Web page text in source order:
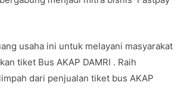
usaha ini untuk melayani masyarakat
tiket Bus AKAP DAMRI . Raih
dari penjualan tiket bus AKAP